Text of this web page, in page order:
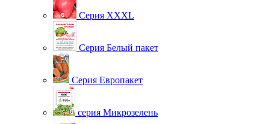
Серия XXXL
Серия Белый пакет
Серия Европакет
серия Микрозелень